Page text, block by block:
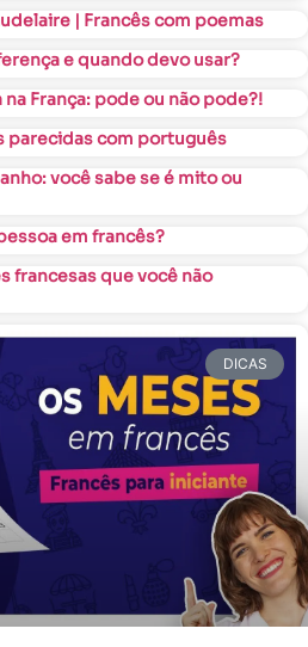
| Francês com poemas
e quando devo usar?
França: pode ou não pode?!
parecidas com português
você sabe se é mito ou
em francês?
francesas que você não
DICAS